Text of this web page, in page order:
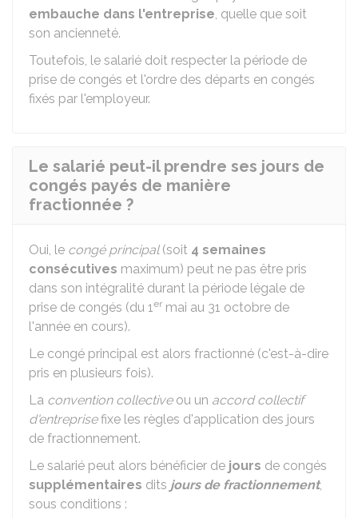
embauche dans l'entreprise, quelle que soit
son ancienneté.
Toutefois, le salarié doit respecter la période de
prise de congés et l'ordre des départs en congés
fixés par l'employeur.
Le salarié peut-il prendre ses jours de
congés payés de manière
fractionnée ?
Oui, le congé principal(soit 4 semaines
consécutives maximum) peut ne pas être pris
dans son intégralité durant la période légale de
prise de congés (du 1er mai au 31 octobre de
l'année en cours).
Le congé principal est alors fractionné (c'est-à-dire
pris en plusieurs fois).
La convention collectiveou un accord collectif
d'entreprisefixe les règles d'application des jours
de fractionnement.
Le salarié peut alors bénéficier de jours de congés
supplémentaires dits jours de fractionnement,
sous conditions :